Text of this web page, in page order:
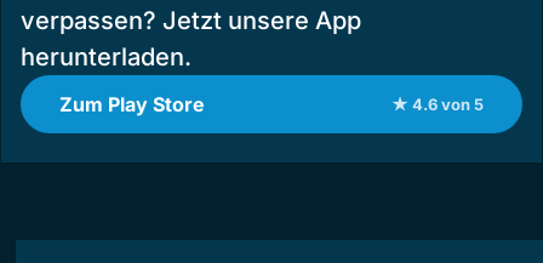
verpassen? Jetzt unsere App
herunterladen.
Zum Play Store ★ 4.6 von 5